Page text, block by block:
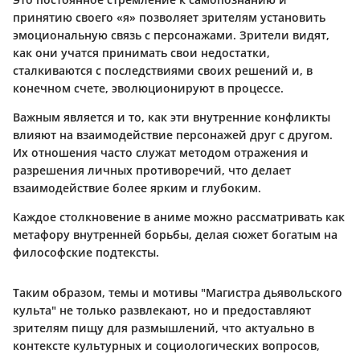
принятию своего «я» позволяет зрителям установить
эмоциональную связь с персонажами. Зрители видят,
как они учатся принимать свои недостатки,
сталкиваются с последствиями своих решений и, в
конечном счете, эволюционируют в процессе.
Важным является и то, как эти внутренние конфликты
влияют на взаимодействие персонажей друг с другом.
Их отношения часто служат методом отражения и
разрешения личных противоречий, что делает
взаимодействие более ярким и глубоким.
Каждое столкновение в аниме можно рассматривать как
метафору внутренней борьбы, делая сюжет богатым на
философские подтексты.
Таким образом, темы и мотивы "Магистра дьявольского
культа" не только развлекают, но и предоставляют
зрителям пищу для размышлений, что актуально в
контексте культурных и социологических вопросов,